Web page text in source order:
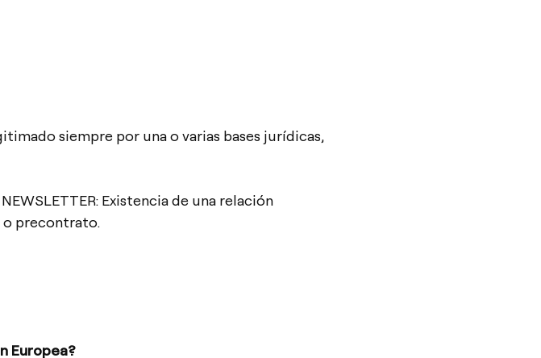
siempre por una o varias bases jurídicas,
Existencia de una relación
precontrato.
Europea?